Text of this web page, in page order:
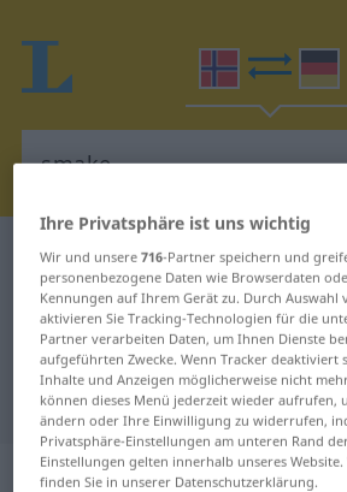
Norwegisch-Deutsch Wörterbuch
Norwegisch-Deutsch
für "smake"
"smake" Deutsch
„smake“
Ihre Privatsphäre ist uns wichtig
Wir und unsere716-Partner speichern und
personenbezogene Daten wie Browserdaten
Kennungen auf Ihrem Gerät zu. Durch Auswahl
aktivieren Sie Tracking-Technologien für die
Partner verarbeiten Daten, um Ihnen Dienste
aufgeführten Zwecke. Wenn Tracker deaktiviert
Inhalte und Anzeigen möglicherweise nicht
können dieses Menü jederzeit wieder aufrufen,
ändern oder Ihre Einwilligung zu widerrufen,
Privatsphäre-Einstellungen am unteren Rand
Einstellungen gelten innerhalb unseres
finden Sie in unserer Datenschutzerklärung.